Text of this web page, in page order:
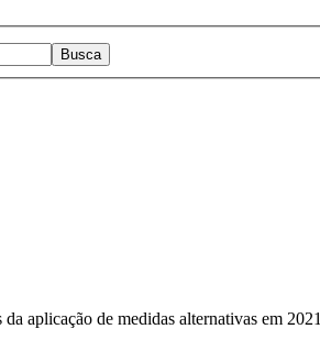
Busca
aplicação de medidas alternativas em 2021